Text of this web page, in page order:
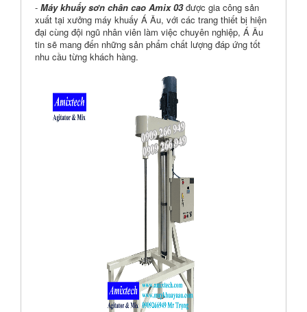
- Máy khuấy sơn chân cao Amix 03được gia công sản
xuất tại xưởng máy khuấy Á Âu, với các trang thiết bị hiện
đại cùng đội ngũ nhân viên làm việc chuyên nghiệp, Á Âu
tin sẽ mang đến những sản phẩm chất lượng đáp ứng tốt
nhu cầu từng khách hàng.